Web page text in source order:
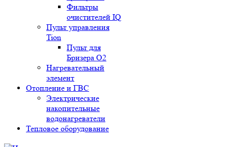
Фильтры
очистителей IQ
Пульт управления
Tion
Пульт для
Бризера O2
Нагревательный
элемент
Отопление и ГВС
Электрические
накопительные
водонагреватели
Тепловое оборудование